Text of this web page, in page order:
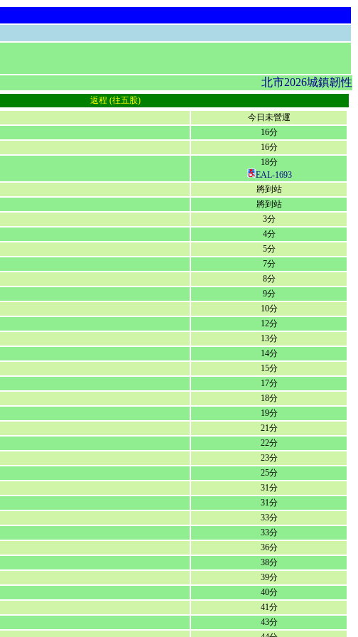
北市2026城鎮韌
返程 (往五股)
今日未營運
16分
16分
18分
EAL-1693
將到站
將到站
3分
4分
5分
7分
8分
9分
10分
12分
13分
14分
15分
17分
18分
19分
21分
22分
23分
25分
31分
31分
33分
33分
36分
38分
39分
40分
41分
43分